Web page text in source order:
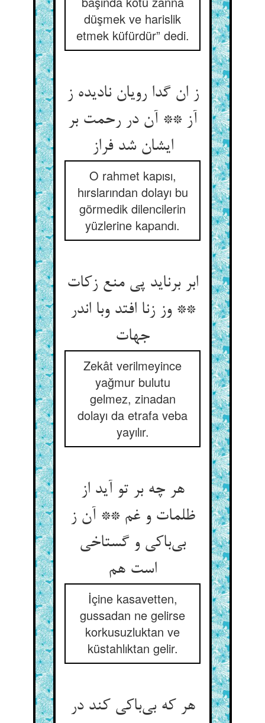
düşmek ve harislik
etmek küfürdür” dedi.
ز ان گدا رویان نادیده ز
آز ** آن در رحمت بر
ایشان شد فراز
O rahmet kapısı,
hırslarından dolayı bu
görmedik dilencilerin
yüzlerine kapandı.
ابر برناید پی منع زکات
** وز زنا افتد وبا اندر
Zekât verilmeyince
yağmur bulutu
gelmez, zinadan
dolayı da etrafa veba
yayılır.
هر چه بر تو آید از
ظلمات و غم ** آن ز
بی‌‌باکی و گستاخی
İçine kasavetten,
gussadan ne gelirse
korkusuzluktan ve
küstahlıktan gelir.
هر که بی‌‌باکی کند در